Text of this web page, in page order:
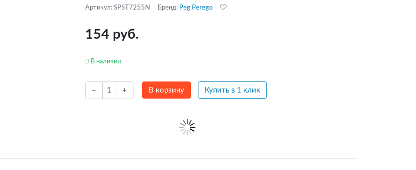
Артикул: SPST7255N Бренд: Peg Perego
154 руб.
В наличии
– + В корзину Купить в 1 клик